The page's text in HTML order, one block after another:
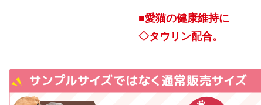
■愛猫の健康維持に
◇タウリン配合。